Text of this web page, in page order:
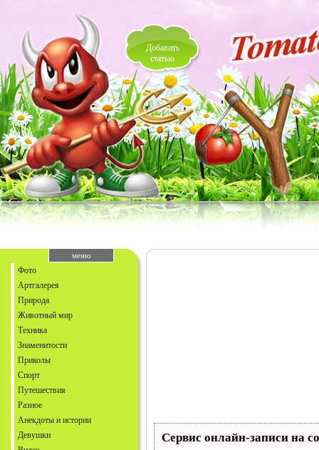
Добавить
статью
меню
Фото
Артгалерея
Природа
Животный мир
Техника
Знаменитости
Приколы
Спорт
Путешествия
Разное
Анекдоты и истории
Девушки
Сервис онлайн-записи на